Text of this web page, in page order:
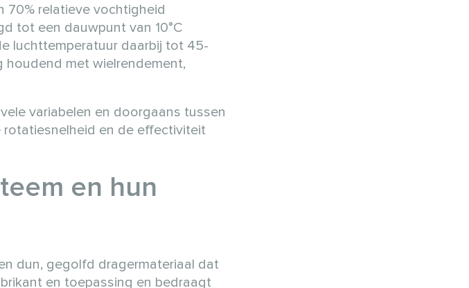
70% relatieve vochtigheid
tot een dauwpunt van 10°C
luchttemperatuur daarbij tot 45-
houdend met wielrendement,
variabelen en doorgaans tussen
rotatiesnelheid en de effectiviteit
en hun
dun, gegolfd drager­materiaal dat
en toepassing en bedraagt